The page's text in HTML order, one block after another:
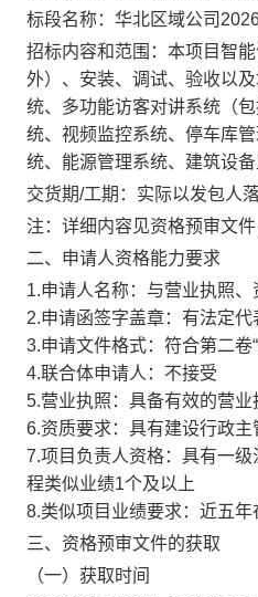
标段名称： 华北区域公司
招标内容和范围： 本项目智
外）、安装、调试、验收以
统、多功能访客对讲系统（
统、视频监控系统、停车库
统、能源管理系统、建筑设
交货期/工期： 实际以发包人
注：详细内容见资格预审文
二、申请人资格能力要求
1.申请人名称：与营业执照
2.申请函签字盖章：有法定
3.申请文件格式：符合第二卷
4.联合体申请人：不接受
5.营业执照：具备有效的营业
6.资质要求：具有建设行政
7.项目负责人资格：具有一
程类似业绩1个及以上
8.类似项目业绩要求：近五
三、资格预审文件的获取
（一）获取时间